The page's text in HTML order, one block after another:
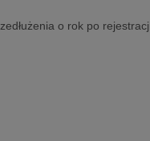
o rok po